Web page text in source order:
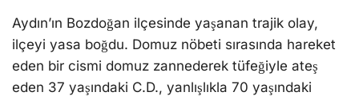
Aydın’ın Bozdoğan ilçesinde yaşanan trajik olay,
ilçeyi yasa boğdu. Domuz nöbeti sırasında hareket
eden bir cismi domuz zannederek tüfeğiyle ateş
eden 37 yaşındaki C.D., yanlışlıkla 70 yaşındaki